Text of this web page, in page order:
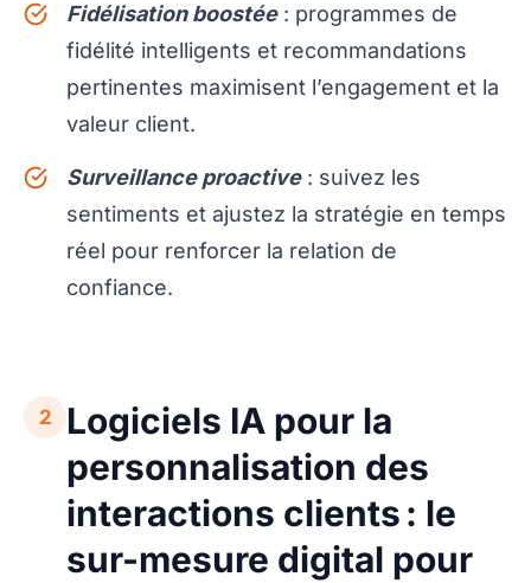
Fidélisation boostée: programmes de
fidélité intelligents et recommandations
pertinentes maximisent l’engagement et la
valeur client.
Surveillance proactive: suivez les
sentiments et ajustez la stratégie en temps
réel pour renforcer la relation de
confiance.
2
Logiciels IA pour la
personnalisation des
interactions clients : le
sur-mesure digital pour